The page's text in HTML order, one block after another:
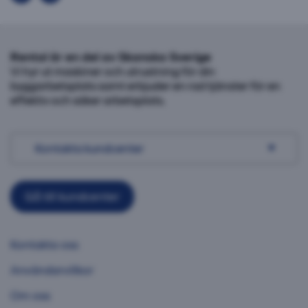
Rental är en del av Skanska Sverige
Vi hyr ut maskiner och utrustning för din
byggarbetsplats samt erbjuder en rad tjänster för en
effektiv och säker arbetsplats.
Kontakta kundcenter
Gå till kundcenter
Kontakta oss
Användarvillkor
Om oss